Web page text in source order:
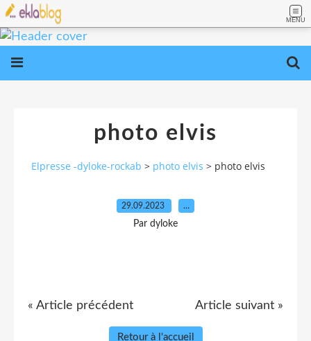
MENU
photo elvis
Elpresse -dyloke-rockab > photo elvis > photo elvis
29.09.2023 …
Par dyloke
« Article précédent Article suivant »
Retour à l'accueil